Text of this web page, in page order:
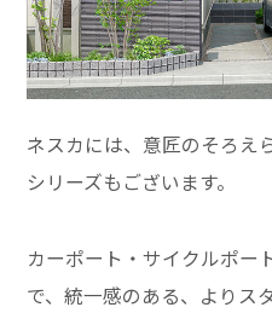
ネスカには、意匠のそろえ
シリーズもございます。
カーポート・サイクルポー
で、統一感のある、よりス